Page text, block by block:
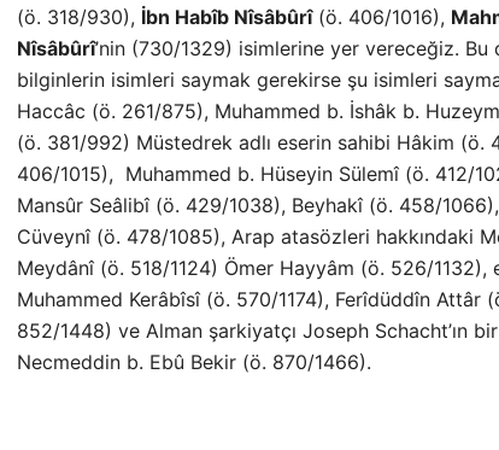
(ö. 318/930), İbn Habîb Nîsâbûrî(ö. 406/1016),
Nîsâbûrî’nin (730/1329) isimlerine yer vereceğiz. Bu
bilginlerin isimleri saymak gerekirse şu isimleri
Haccâc (ö. 261/875), Muhammed b. İshâk b.
(ö. 381/992) Müstedrek adlı eserin sahibi Hâkim (ö.
406/1015), Muhammed b. Hüseyin Sülemî (ö. 412/
Mansûr Seâlibî (ö. 429/1038), Beyhakî (ö. 458/
Cüveynî (ö. 478/1085), Arap atasözleri hakkındaki
Meydânî (ö. 518/1124) Ömer Hayyâm (ö. 526/1132),
Muhammed Kerâbîsî (ö. 570/1174), Ferîdüddîn Attâr
852/1448) ve Alman şarkiyatçı Joseph Schacht’ın bir
Necmeddin b. Ebû Bekir (ö. 870/1466).